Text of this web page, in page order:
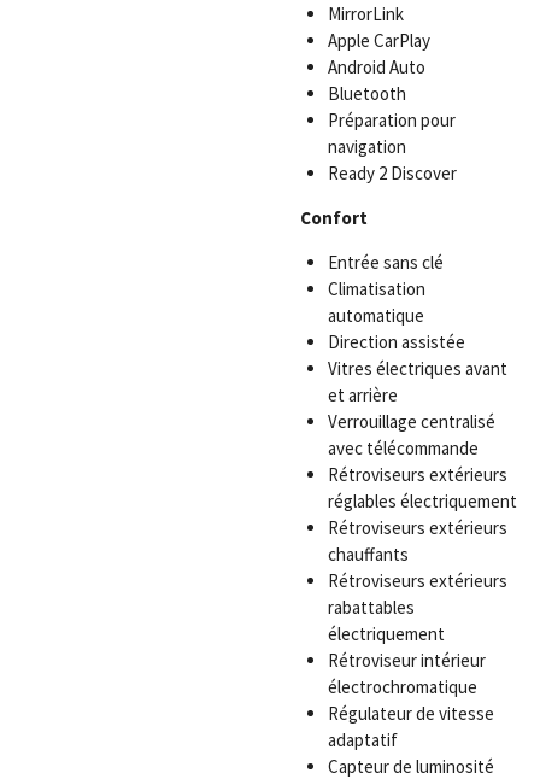
MirrorLink
Apple CarPlay
Android Auto
Bluetooth
Préparation pour
navigation
Ready 2 Discover
Confort
Entrée sans clé
Climatisation
automatique
Direction assistée
Vitres électriques avant
et arrière
Verrouillage centralisé
avec télécommande
Rétroviseurs extérieurs
réglables électriquement
Rétroviseurs extérieurs
chauffants
Rétroviseurs extérieurs
rabattables
électriquement
Rétroviseur intérieur
électrochromatique
Régulateur de vitesse
adaptatif
Capteur de luminosité